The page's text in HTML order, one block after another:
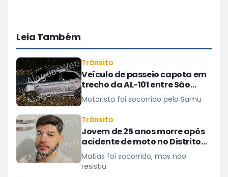
Leia Também
Trânsito
Veículo de passeio capota em
trecho da AL-101 entre São
Miguel dos Campos e Barra
Motorista foi socorrido pelo Samu
Trânsito
Jovem de 25 anos morre após
acidente de moto no Distrito
Luziápolis, em Campo Alegre
Matias foi socorrido, mas não
resistiu